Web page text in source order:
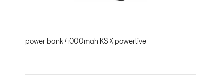
power bank 4000mah KSIX powerlive